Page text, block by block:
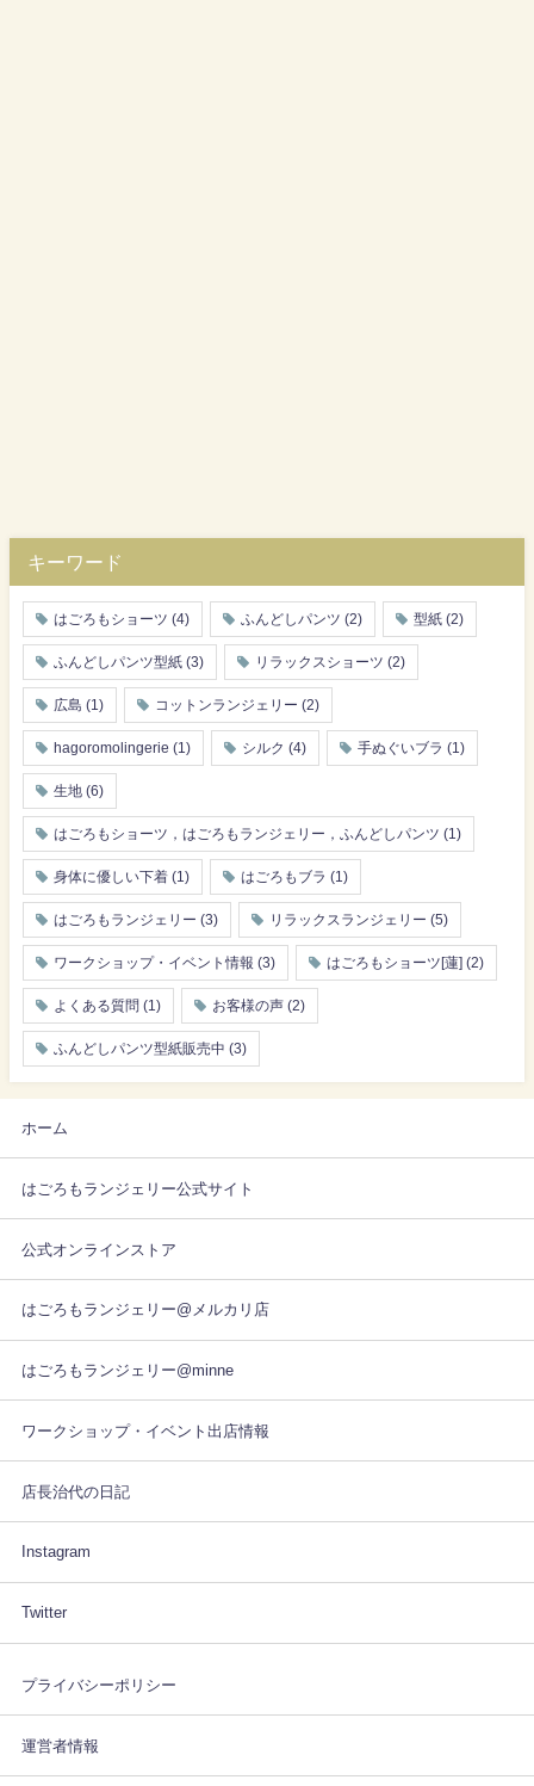
キーワード
はごろもショーツ (4) ふんどしパンツ (2) 型紙 (2)
ふんどしパンツ型紙 (3) リラックスショーツ (2)
広島 (1) コットンランジェリー (2)
hagoromolingerie (1) シルク (4) 手ぬぐいブラ (1)
生地 (6)
はごろもショーツ，はごろもランジェリー，ふんどしパンツ (1)
身体に優しい下着 (1) はごろもブラ (1)
はごろもランジェリー (3) リラックスランジェリー (5)
ワークショップ・イベント情報 (3) はごろもショーツ[蓮] (2)
よくある質問 (1) お客様の声 (2)
ふんどしパンツ型紙販売中 (3)
ホーム
はごろもランジェリー公式サイト
公式オンラインストア
はごろもランジェリー@メルカリ店
はごろもランジェリー@minne
ワークショップ・イベント出店情報
店長治代の日記
Instagram
Twitter
プライバシーポリシー
運営者情報